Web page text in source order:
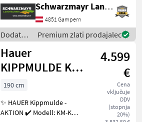
tritočkovnim priklopom s
kroglastimi cevmi,
kategorija 2 - z dodatnim
priklopom EURO - s tovorn
Schwarzmayr Landtechnik GmbH - Gampern
4851 Gampern
Dodatna
oprema
za
traktorje
/
Rosensteiner
Premium zlati prodajalec
Hauer
KIPPMULDE KM-
K 1900 DW
4.599
€
Cena
vključuje
DDV
(stopnja
20%)
190 cm
✨ HAUER Kippmulde -
AKTION ✔️ Modell: KM-K